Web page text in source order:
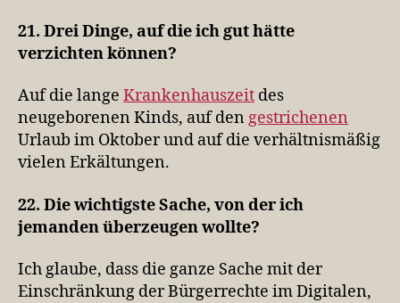
21. Drei Dinge, auf die ich gut hätte
verzichten können?
Auf die lange Krankenhauszeit des
neugeborenen Kinds, auf den gestrichenen
Urlaub im Oktober und auf die verhältnismäßig
vielen Erkältungen.
22. Die wichtigste Sache, von der ich
jemanden überzeugen wollte?
Ich glaube, dass die ganze Sache mit der
Einschränkung der Bürgerrechte im Digitalen,